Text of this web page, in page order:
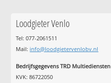
Loodgieter Venlo
Tel: 077-2061511
Mail: info@loodgietervenlobv.nl
Bedrijfsgegevens TRD Multiediensten
KVK: 86722050